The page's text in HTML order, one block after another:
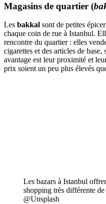
Magasins de quartier (
Les bakkal sont de petites
chaque coin de rue à Istanbul.
rencontre du quartier : elles
cigarettes et des articles de
avantage est leur proximité et
prix soient un peu plus élevés
Les bazars à Istanbul
shopping très différente
@Unsplash